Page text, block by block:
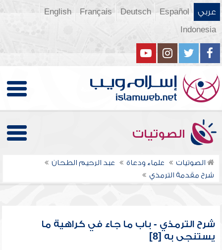
عربي Español
Deutsch
Français
English
Indonesia
الصوتيات
الصوتيات علماء ودعاة
عبد الرحيم الطحان
شرح مقدمة الترمذي
شرح الترمذي - باب ما جاء في كراهية ما
يستنجى به [8]